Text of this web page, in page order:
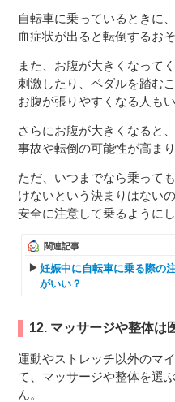
自転車に乗っているときに
血症状が出ると転倒するお
また、お腹が大きくなって
刺激したり、ペダルを踏む
お腹が張りやすくなる人もい
さらにお腹が大きくなると
事故や転倒の可能性が高まり
ただ、いつまでなら乗って
けないという決まりはない
安全に注意して乗るようにし
関連記事
妊娠中に自転車に乗る際の
がいい？
12. マッサージや整体は
運動やストレッチ以外のマ
て、マッサージや整体を選
ん。